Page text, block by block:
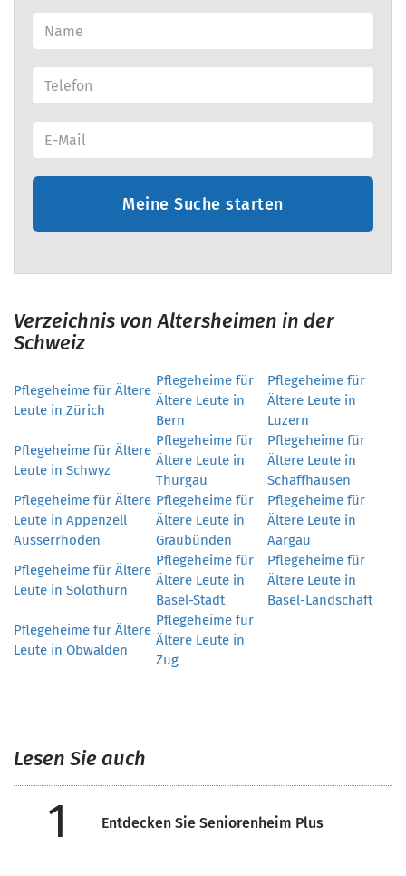
Meine Suche starten
Verzeichnis von Altersheimen in der
Schweiz
Pflegeheime für Ältere
Leute in Zürich
Pflegeheime für
Ältere Leute in
Bern
Pflegeheime für
Ältere Leute in
Luzern
Pflegeheime für Ältere
Leute in Schwyz
Pflegeheime für
Ältere Leute in
Thurgau
Pflegeheime für
Ältere Leute in
Schaffhausen
Pflegeheime für Ältere
Leute in Appenzell
Ausserrhoden
Pflegeheime für
Ältere Leute in
Graubünden
Pflegeheime für
Ältere Leute in
Aargau
Pflegeheime für Ältere
Leute in Solothurn
Pflegeheime für
Ältere Leute in
Basel-Stadt
Pflegeheime für
Ältere Leute in
Basel-Landschaft
Pflegeheime für Ältere
Leute in Obwalden
Pflegeheime für
Ältere Leute in
Zug
Lesen Sie auch
1 Entdecken Sie Seniorenheim Plus